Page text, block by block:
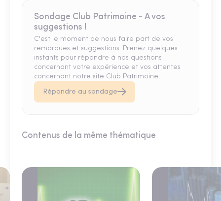
Sondage Club Patrimoine - A vos
suggestions !
C'est le moment de nous faire part de vos
remarques et suggestions. Prenez quelques
instants pour répondre à nos questions
concernant votre expérience et vos attentes
concernant notre site Club Patrimoine.
Répondre au sondage
Contenus de la même thématique